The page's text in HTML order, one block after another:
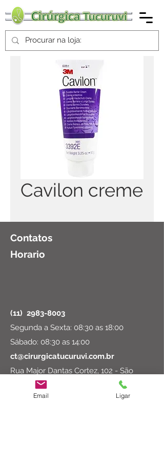
Cavilon creme
Contatos
Horario
(11) 2983-8003
Segunda a Sexta: 08:30 as 18:00
Sábado: 08:30 as 14:00
ct@cirurgicatucuruvi.com.br
Rua Major Dantas Cortez, 102 - São
Paulo, SP02206-000
© 2023 por Cirúrgica Tucuruvi Ltda
Email Ligar